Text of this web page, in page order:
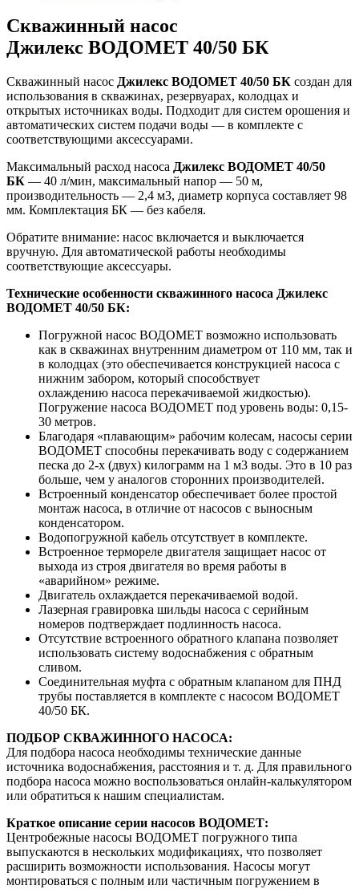
Скважинный насос
Джилекс ВОДОМЕТ 40/50 БК
Скважинный насос Джилекс ВОДОМЕТ 40/50 БК создан для
использования в скважинах, резервуарах, колодцах и
открытых источниках воды. Подходит для систем орошения и
автоматических систем подачи воды — в комплекте с
соответствующими аксессуарами.
Максимальный расход насоса Джилекс ВОДОМЕТ 40/50
БК — 40 л/мин, максимальный напор — 50 м,
производительность — 2,4 м3, диаметр корпуса составляет 98
мм. Комплектация БК — без кабеля.
Обратите внимание: насос включается и выключается
вручную. Для автоматической работы необходимы
соответствующие аксессуары.
Технические особенности скважинного насоса Джилекс
ВОДОМЕТ 40/50 БК:
Погружной насос ВОДОМЕТ возможно использовать
как в скважинах внутренним диаметром от 110 мм, так и
в колодцах (это обеспечивается конструкцией насоса с
нижним забором, который способствует
охлаждению насоса перекачиваемой жидкостью).
Погружение насоса ВОДОМЕТ под уровень воды: 0,15-
30 метров.
Благодаря «плавающим» рабочим колесам, насосы серии
ВОДОМЕТ способны перекачивать воду с содержанием
песка до 2-х (двух) килограмм на 1 м3 воды. Это в 10 раз
больше, чем у аналогов сторонних производителей.
Встроенный конденсатор обеспечивает более простой
монтаж насоса, в отличие от насосов с выносным
конденсатором.
Водопогружной кабель отсутствует в комплекте.
Встроенное термореле двигателя защищает насос от
выхода из строя двигателя во время работы в
«аварийном» режиме.
Двигатель охлаждается перекачиваемой водой.
Лазерная гравировка шильды насоса с серийным
номеров подтверждает подлинность насоса.
Отсутствие встроенного обратного клапана позволяет
использовать систему водоснабжения с обратным
сливом.
Соединительная муфта с обратным клапаном для ПНД
трубы поставляется в комплекте с насосом ВОДОМЕТ
40/50 БК.
ПОДБОР СКВАЖИННОГО НАСОСА:
Для подбора насоса необходимы технические данные
источника водоснабжения, расстояния и т. д. Для правильного
подбора насоса можно воспользоваться онлайн-калькулятором
или обратиться к нашим специалистам.
Краткое описание серии насосов ВОДОМЕТ:
Центробежные насосы ВОДОМЕТ погружного типа
выпускаются в нескольких модификациях, что позволяет
расширить возможности использования. Насосы могут
монтироваться с полным или частичным погружением в